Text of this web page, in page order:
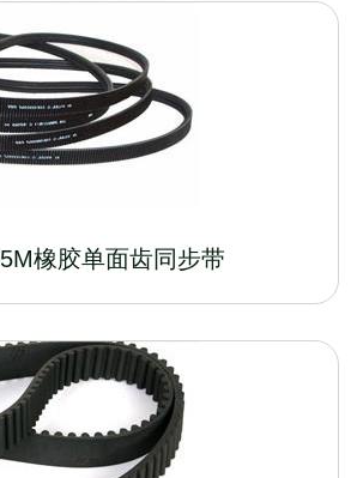
橡胶单面齿同步带